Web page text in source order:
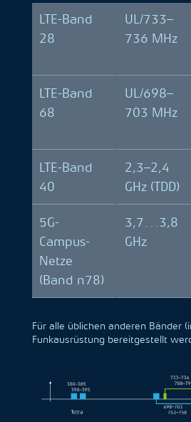
LTE-Band
28
UL/733–
736 MHz
LTE-Band
68
UL/698–
703 MHz
LTE-Band
40
2,3–2,4
GHz (TDD)
5G-
Campus-
Netze
(Band n78)
3,7…3,8
GHz
Für alle üblichen anderen Bänder
Funkausrüstung bereitgestellt